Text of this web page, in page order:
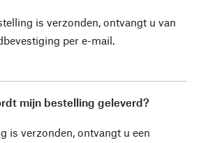
is verzonden, ontvangt u van
per e-mail.
mijn bestelling geleverd?
is verzonden, ontvangt u een